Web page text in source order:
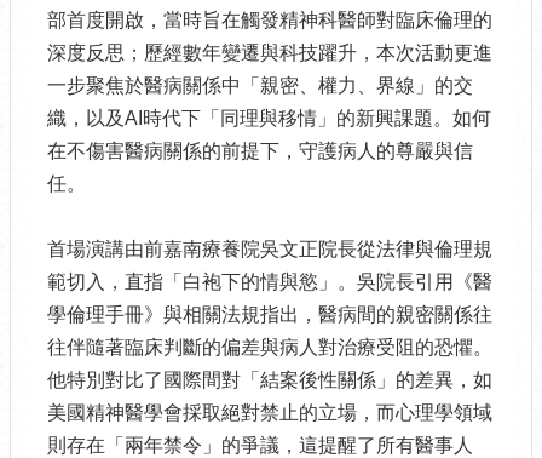
部首度開啟，當時旨在觸發精神科醫師對臨床倫理的
深度反思；歷經數年變遷與科技躍升，本次活動更進
一步聚焦於醫病關係中「親密、權力、界線」的交
織，以及AI時代下「同理與移情」的新興課題。如何
在不傷害醫病關係的前提下，守護病人的尊嚴與信
任。
首場演講由前嘉南療養院吳文正院長從法律與倫理規
範切入，直指「白袍下的情與慾」。吳院長引用《醫
學倫理手冊》與相關法規指出，醫病間的親密關係往
往伴隨著臨床判斷的偏差與病人對治療受阻的恐懼。
他特別對比了國際間對「結案後性關係」的差異，如
美國精神醫學會採取絕對禁止的立場，而心理學領域
則存在「兩年禁令」的爭議，這提醒了所有醫事人